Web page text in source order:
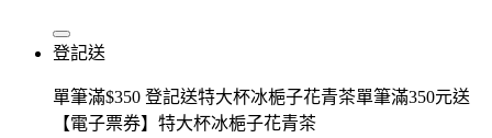
登記送
單筆滿$350 登記送特大杯冰梔子花青茶單筆滿350元送
【電子票券】特大杯冰梔子花青茶